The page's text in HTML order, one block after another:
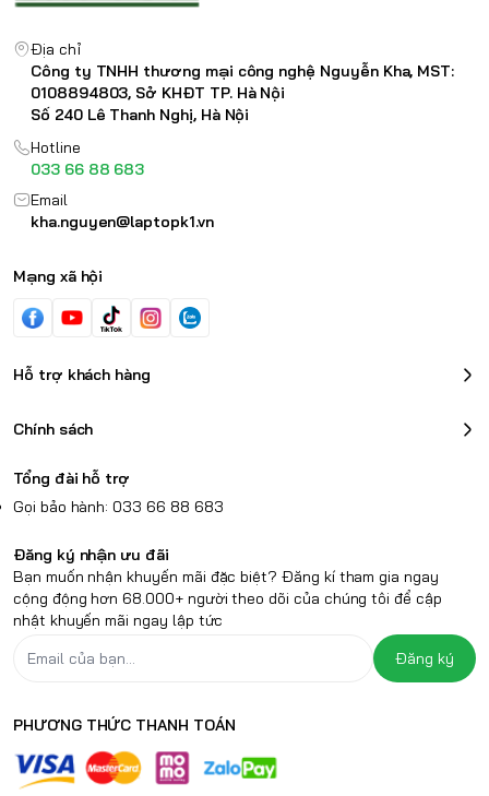
Địa chỉ
Công ty TNHH thương mại công nghệ Nguyễn Kha, MST:
0108894803, Sở KHĐT TP. Hà Nội
Số 240 Lê Thanh Nghị, Hà Nội
Hotline
033 66 88 683
Email
kha.nguyen@laptopk1.vn
Mạng xã hội
Hỗ trợ khách hàng
Chính sách
Tổng đài hỗ trợ
Gọi bảo hành: 033 66 88 683
Đăng ký nhận ưu đãi
Bạn muốn nhận khuyến mãi đặc biệt? Đăng kí tham gia ngay
cộng động hơn 68.000+ người theo dõi của chúng tôi để cập
nhật khuyến mãi ngay lập tức
Đăng ký
PHƯƠNG THỨC THANH TOÁN